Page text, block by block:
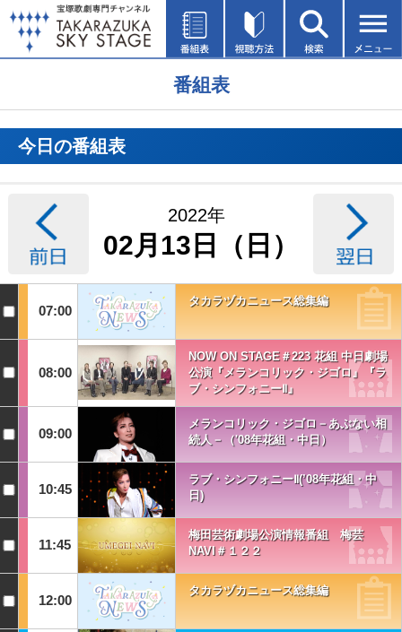
番組表
今日の番組表
2022年
02月13日（日）
07:00
タカラヅカニュース総集編
08:00
NOW ON STAGE＃223 花組 中日劇場
公演『メランコリック・ジゴロ』『ラ
ブ・シンフォニーⅡ』
09:00
メランコリック・ジゴロ－あぶない相
続人－（'08年花組・中日）
10:45
ラブ・シンフォニーⅡ(’08年花組・中
日)
11:45
梅田芸術劇場公演情報番組 梅芸
NAVI＃１２２
12:00
タカラヅカニュース総集編